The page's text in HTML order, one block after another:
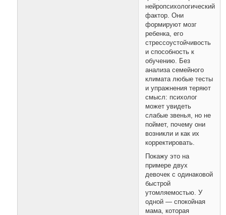
нейропсихологический
фактор. Они
формируют мозг
ребенка, его
стрессоустойчивость
и способность к
обучению. Без
анализа семейного
климата любые тесты
и упражнения теряют
смысл: психолог
может увидеть
слабые звенья, но не
поймет, почему они
возникли и как их
корректировать.
Покажу это на
примере двух
девочек с одинаковой
быстрой
утомляемостью. У
одной — спокойная
мама, которая